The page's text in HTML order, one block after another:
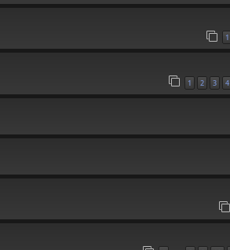
1
1 2 3 4